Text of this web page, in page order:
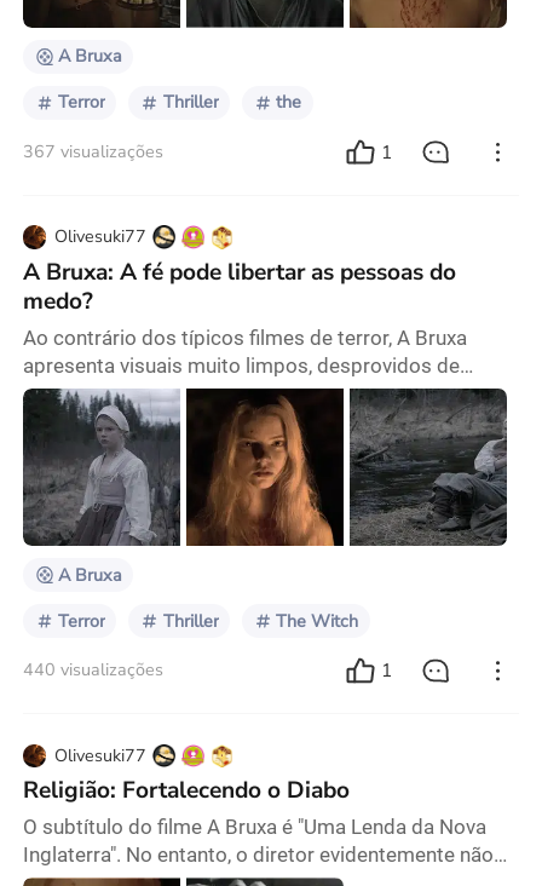
câmera permanece no perfil lateral da fil
A Bruxa
Terror Thriller the
367 visualizações 1
Olivesuki77
A Bruxa: A fé pode libertar as pessoas do
medo?
Ao contrário dos típicos filmes de terror, A Bruxa
apresenta visuais muito limpos, desprovidos de
gritos lancinantes, monstros correndo em direção à
tela ou respingos de sangue. É simplesmente
inquietante. A natureza desolada e a casa em ruínas
criam uma sensação de opressão, e a densa floresta
ao redor da fazenda parece um lugar onde espíritos
malignos, conjurados pelas mentes das pessoas,
A Bruxa
Terror Thriller The Witch
440 visualizações 1
Olivesuki77
Religião: Fortalecendo o Diabo
O subtítulo do filme A Bruxa é "Uma Lenda da Nova
Inglaterra". No entanto, o diretor evidentemente não